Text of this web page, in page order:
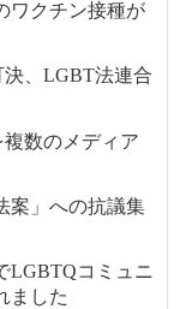
ワクチン接種が
決、LGBT法連合
複数のメディア
案」への抗議集
LGBTQコミュニ
ました